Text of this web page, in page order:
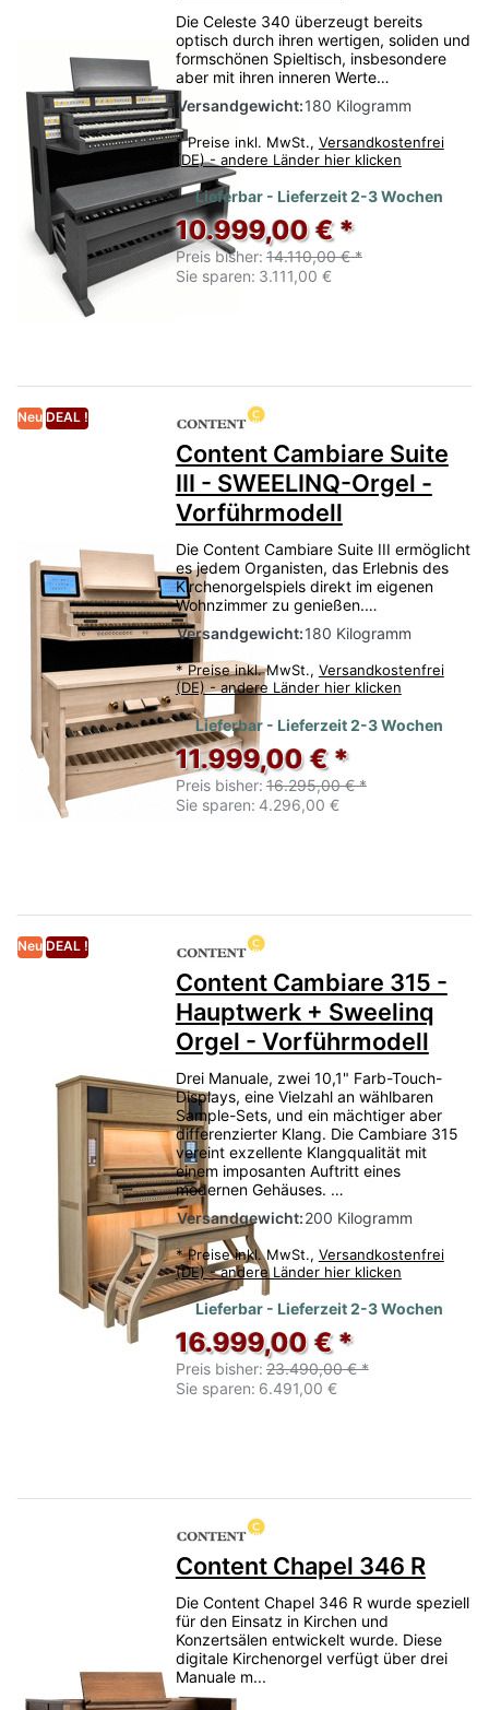
Die Celeste 340 überzeugt bereits
optisch durch ihren wertigen, soliden und
formschönen Spieltisch, insbesondere
aber mit ihren inneren Werte…
Versandgewicht:180 Kilogramm
* Preise inkl. MwSt., Versandkostenfrei
(DE) - andere Länder hier klicken
Lieferbar - Lieferzeit 2-3 Wochen
10.999,00 € *
Preis bisher: 14.110,00 € *
Sie sparen: 3.111,00 €
Neu DEAL !
Content Cambiare Suite
III - SWEELINQ-Orgel -
Vorführmodell
Die Content Cambiare Suite III ermöglicht
es jedem Organisten, das Erlebnis des
Kirchenorgelspiels direkt im eigenen
Wohnzimmer zu genießen.…
Versandgewicht:180 Kilogramm
* Preise inkl. MwSt., Versandkostenfrei
(DE) - andere Länder hier klicken
Lieferbar - Lieferzeit 2-3 Wochen
11.999,00 € *
Preis bisher: 16.295,00 € *
Sie sparen: 4.296,00 €
Neu DEAL !
Content Cambiare 315 -
Hauptwerk + Sweelinq
Orgel - Vorführmodell
Drei Manuale, zwei 10,1" Farb-Touch-
Displays, eine Vielzahl an wählbaren
Sample-Sets, und ein mächtiger aber
differenzierter Klang. Die Cambiare 315
vereint exzellente Klangqualität mit
einem imposanten Auftritt eines
modernen Gehäuses. …
Versandgewicht:200 Kilogramm
* Preise inkl. MwSt., Versandkostenfrei
(DE) - andere Länder hier klicken
Lieferbar - Lieferzeit 2-3 Wochen
16.999,00 € *
Preis bisher: 23.490,00 € *
Sie sparen: 6.491,00 €
Content Chapel 346 R
Die Content Chapel 346 R wurde speziell
für den Einsatz in Kirchen und
Konzertsälen entwickelt wurde. Diese
digitale Kirchenorgel verfügt über drei
Manuale m...